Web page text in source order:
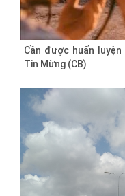
Cần được huấn
Tin Mừng (CB)